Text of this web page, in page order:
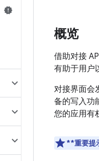
概览
借助对接
有助于用户
对接界面会
备的写入功
您的应用有
**重要提